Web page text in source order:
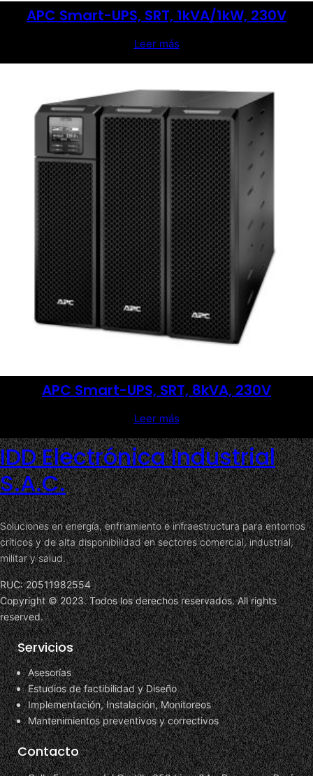
APC Smart-UPS, SRT, 1kVA/1kW, 230V
Leer más
APC Smart-UPS, SRT, 8kVA, 230V
Leer más
IDD Electrónica Industrial
S.A.C.
Soluciones en energía, enfriamiento e infraestructura para entornos
críticos y de alta disponibilidad en sectores comercial, industrial,
militar y salud.
RUC: 20511982554
Copyright © 2023. Todos los derechos reservados. All rights
reserved.
Servicios
Asesorías
Estudios de factibilidad y Diseño
Implementación, Instalación, Monitoreos
Mantenimientos preventivos y correctivos
Contacto